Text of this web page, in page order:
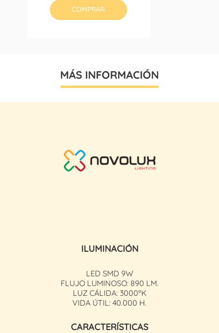
COMPRAR
MÁS INFORMACIÓN
ILUMINACIÓN
LED SMD 9W
FLUJO LUMINOSO: 890 LM.
LUZ CÁLIDA: 3000ºK
VIDA ÚTIL: 40.000 H.
CARACTERÍSTICAS